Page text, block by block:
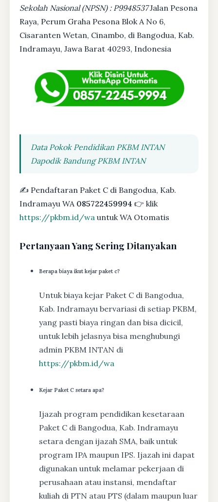
Sekolah Nasional (NPSN) : P9948537Jalan Pesona
Raya, Perum Graha Pesona Blok A No 6,
Cisaranten Wetan, Cinambo, di Bangodua, Kab.
Indramayu, Jawa Barat 40293, Indonesia
Data Pokok Pendidikan PKBM INTAN
Dapodik Bandung PKBM INTAN
✍ Pendaftaran Paket C di Bangodua, Kab.
Indramayu WA 085722459994 👉 klik
https://pkbm.id/wa untuk WA Otomatis
Pertanyaan Yang Sering Ditanyakan
Berapa biaya ikut kejar paket c?
Untuk biaya kejar Paket C di Bangodua,
Kab. Indramayu bervariasi di setiap PKBM,
yang pasti biaya ringan dan bisa dicicil,
untuk lebih jelasnya bisa menghubungi
admin PKBM INTAN di
https://pkbm.id/wa
Kejar Paket C setara apa?
Ijazah program pendidikan kesetaraan
Paket C di Bangodua, Kab. Indramayu
setara dengan ijazah SMA, baik untuk
program IPA maupun IPS. Ijazah ini dapat
digunakan untuk melamar pekerjaan di
perusahaan atau instansi, mendaftar
kuliah di PTN atau PTS (dalam maupun luar